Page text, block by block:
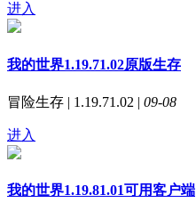
进入
我的世界1.19.71.02原版生存
冒险生存 | 1.19.71.02 | 09-08
进入
我的世界1.19.81.01可用客户端